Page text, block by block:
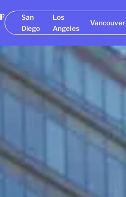
San
Diego
Los
Angeles
Vancouver